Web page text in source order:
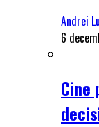
Andrei
6
Cine